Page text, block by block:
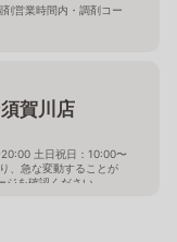
営業時間内・調剤コー
賀川店
土日祝日：10:00〜
、急な変動することが
ジを確認ください